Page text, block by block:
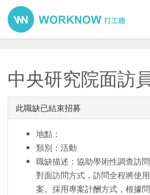
中央研究院面訪
此職缺已結束招募
地點：
類別：活動
職缺描述：協助學術性調查訪
對面訪問方式，訪問全程將使
案。採用專案計酬方式，根據